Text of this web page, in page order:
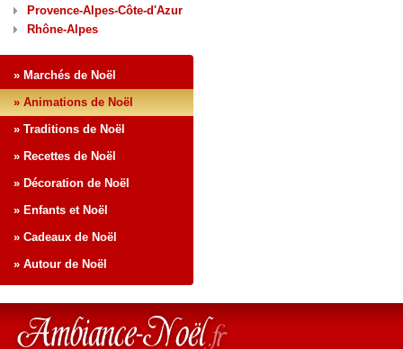
Provence-Alpes-Côte-d'Azur
Rhône-Alpes
» Marchés de Noël
» Animations de Noël
» Traditions de Noël
» Recettes de Noël
» Décoration de Noël
» Enfants et Noël
» Cadeaux de Noël
» Autour de Noël